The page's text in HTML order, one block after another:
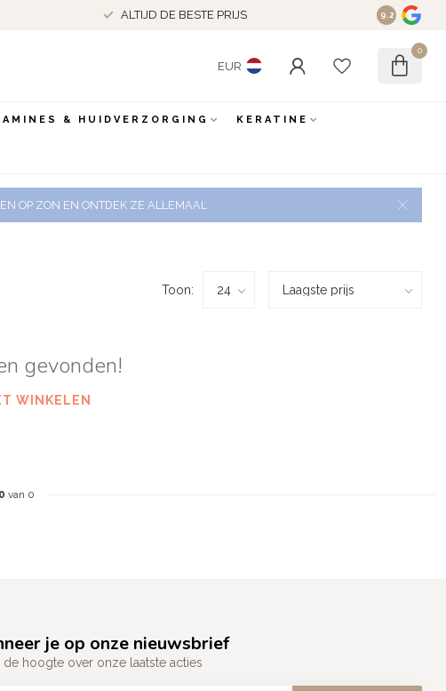
ALTIJD DE BESTE PRIJS 9.2
EUR
0
& HUIDVERZORGING KERATINE
OP ZON EN ONTDEK ZE ALLEMAAL
Toon:
gevonden!
WINKELEN
0 van 0
je op onze nieuwsbrief
de hoogte over onze laatste acties